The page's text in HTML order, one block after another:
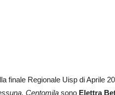
finale Regionale Uisp di Aprile
Centomila sono Elettra